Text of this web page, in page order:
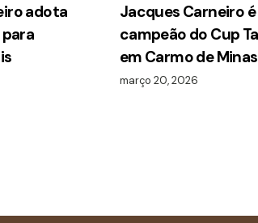
adota
Jacques Carneiro
campeão do Cup
em Carmo de Minas
março 20, 2026